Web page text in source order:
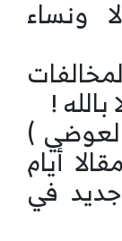
ونساء
!
)
أيام
في